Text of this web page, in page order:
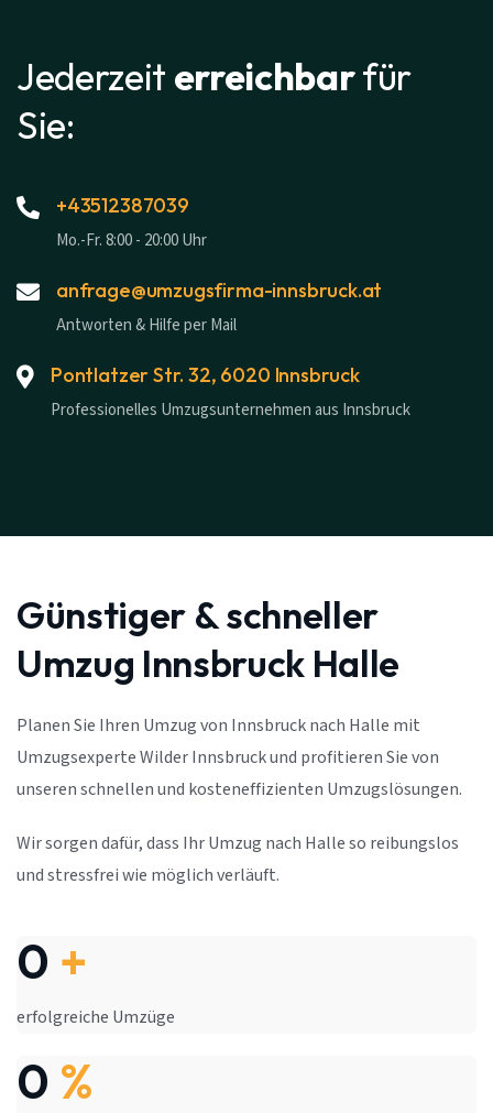
Jederzeit erreichbarfür
Sie:
+43512387039
Mo.-Fr. 8:00 - 20:00 Uhr
anfrage@umzugsfirma-innsbruck.at
Antworten & Hilfe per Mail
Pontlatzer Str. 32, 6020 Innsbruck
Professionelles Umzugsunternehmen aus Innsbruck
Günstiger & schneller
Umzug Innsbruck Halle
Planen Sie Ihren Umzug von Innsbruck nach Halle mit
Umzugsexperte Wilder Innsbruck und profitieren Sie von
unseren schnellen und kosteneffizienten Umzugslösungen.
Wir sorgen dafür, dass Ihr Umzug nach Halle so reibungslos
und stressfrei wie möglich verläuft.
0 +
erfolgreiche Umzüge
0 %